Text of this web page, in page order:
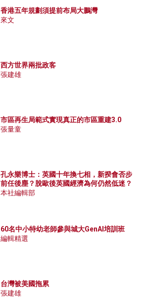
香港五年規劃須提前布局大鵬灣
來文
西方世界兩批政客
張建雄
市區再生局範式實現真正的市區重建3.0
張量童
孔永樂博士：英國十年換七相，新揆會否步
前任後塵？脫歐後英國經濟為何仍然低迷？
本社編輯部
60名中小特幼老師參與城大GenAI培訓班
編輯精選
台灣被美國拖累
張建雄